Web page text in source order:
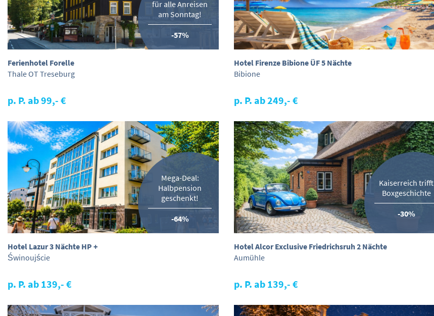
für alle Anreisen
am Sonntag!
-57%
Ferienhotel Forelle
Thale OT Treseburg
p. P. ab 99,- €
Hotel Firenze Bibione ÜF 5 Nächte
Bibione
p. P. ab 249,- €
Mega-Deal:
Halbpension
geschenkt!
-64%
Hotel Lazur 3 Nächte HP +
Świnoujście
p. P. ab 139,- €
Kaiserreich trifft
Boxgeschichte
-30%
Hotel Alcor Exclusive Friedrichsruh 2 Nächte
Aumühle
p. P. ab 139,- €